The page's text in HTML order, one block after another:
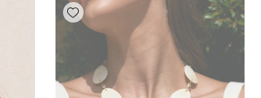
Add
Add wishlist